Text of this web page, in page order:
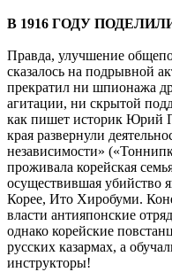
В 1916 ГОДУ
Правда, улучшение
сказалось на подрывной
прекратил ни шпионажа
агитации, ни скрытой
как пишет историк Юрий
края развернули
независимости»
проживала корейская
осуществившая убийство
Корее, Ито Хиробуми.
власти антияпонские
однако корейские
русских казармах, а
инструкторы!